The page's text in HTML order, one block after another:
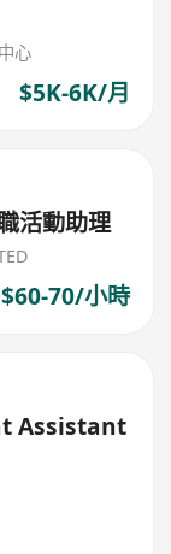
心
$5K-6K/月
活動助理
$60-70/小時
Assistant